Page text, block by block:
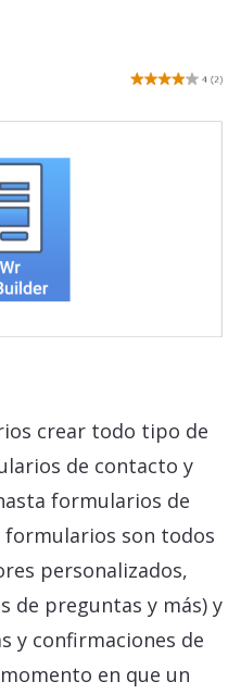
crear todo tipo de
de contacto y
formularios de
formularios son todos
personalizados,
de preguntas y más) y
y confirmaciones de
en que un